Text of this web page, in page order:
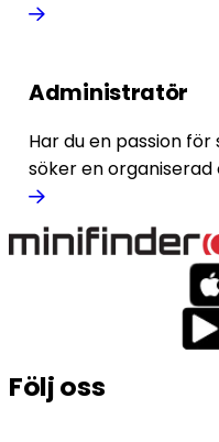
Administratör
Har du en passion
söker en
Följ oss